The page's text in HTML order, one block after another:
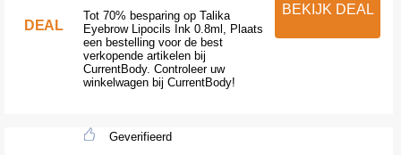
DEAL
Tot 70% besparing op Talika
Eyebrow Lipocils Ink 0.8ml, Plaats
een bestelling voor de best
verkopende artikelen bij
CurrentBody. Controleer uw
winkelwagen bij CurrentBody!
BEKIJK DEAL
Geverifieerd